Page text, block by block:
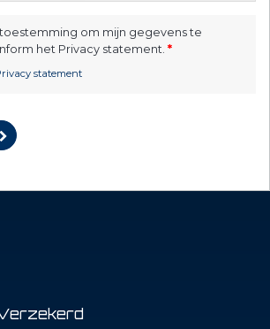
om mijn gegevens te
het Privacy statement. *
statement